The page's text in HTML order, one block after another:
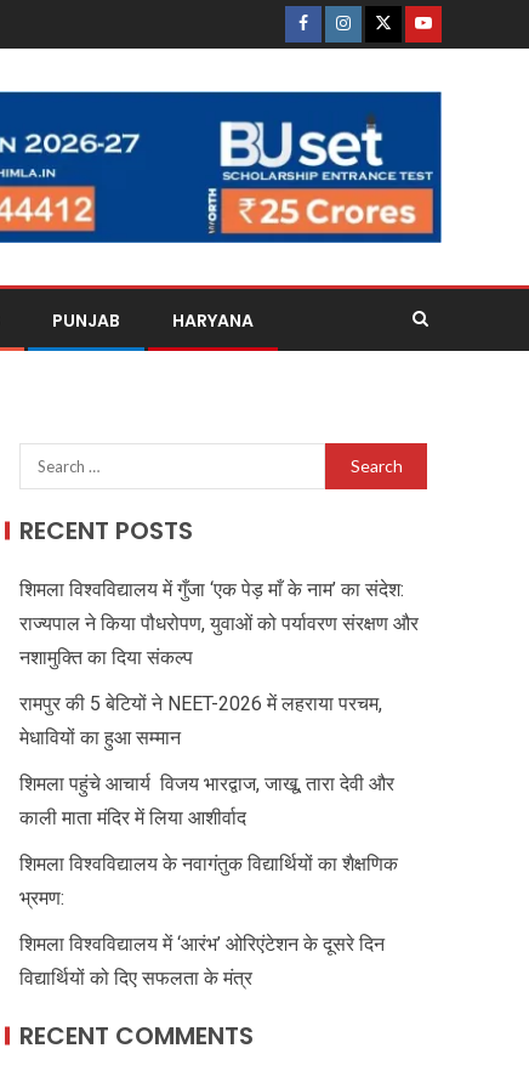
PUNJAB HARYANA
RECENT POSTS
शिमला विश्वविद्यालय में गुँजा ‘एक पेड़ माँ के नाम’ का संदेश:
राज्यपाल ने किया पौधरोपण, युवाओं को पर्यावरण संरक्षण और
नशामुक्ति का दिया संकल्प
रामपुर की 5 बेटियों ने NEET-2026 में लहराया परचम,
मेधावियों का हुआ सम्मान
शिमला पहुंचे आचार्य विजय भारद्वाज, जाखू, तारा देवी और
काली माता मंदिर में लिया आशीर्वाद
शिमला विश्वविद्यालय के नवागंतुक विद्यार्थियों का शैक्षणिक
भ्रमण:
शिमला विश्वविद्यालय में ‘आरंभ’ ओरिएंटेशन के दूसरे दिन
विद्यार्थियों को दिए सफलता के मंत्र
RECENT COMMENTS